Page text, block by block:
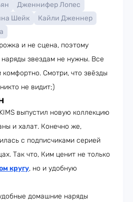
Дженнифер Лопес
Шейк
Кайли Дженнер
и не сцена, поэтому
звездам не нужны. Все
Смотри, что звёзды
не видит;)
выпустил новую коллекцию
и халат. Конечно же,
с подписчиками серией
Так что, Ким ценит не только
кругу, но и удобную